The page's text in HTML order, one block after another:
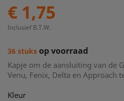
€ 1,75
Inclusief B.T.W.
36 stuks op voorraad
Kapje om de aansluiting van de
Venu, Fenix, Delta en Approach
Kleur